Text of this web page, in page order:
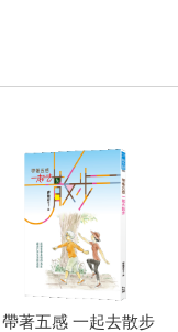
帶著五感 一起去散步